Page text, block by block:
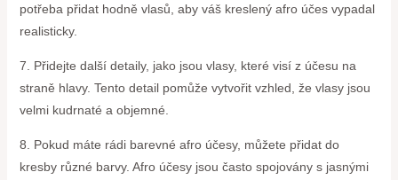
potřeba přidat hodně vlasů, aby váš kreslený afro účes vypadal
realisticky.
7. Přidejte další detaily, jako jsou vlasy, které visí z účesu na
straně hlavy. Tento detail pomůže vytvořit vzhled, že vlasy jsou
velmi kudrnaté a objemné.
8. Pokud máte rádi barevné afro účesy, můžete přidat do
kresby různé barvy. Afro účesy jsou často spojovány s jasnými